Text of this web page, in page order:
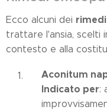
Ecco alcuni dei
trattare l'ansia, scelti
contesto e alla
Aconitum
Indicato per: